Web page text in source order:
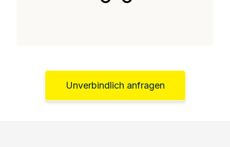
Unverbindlich anfragen